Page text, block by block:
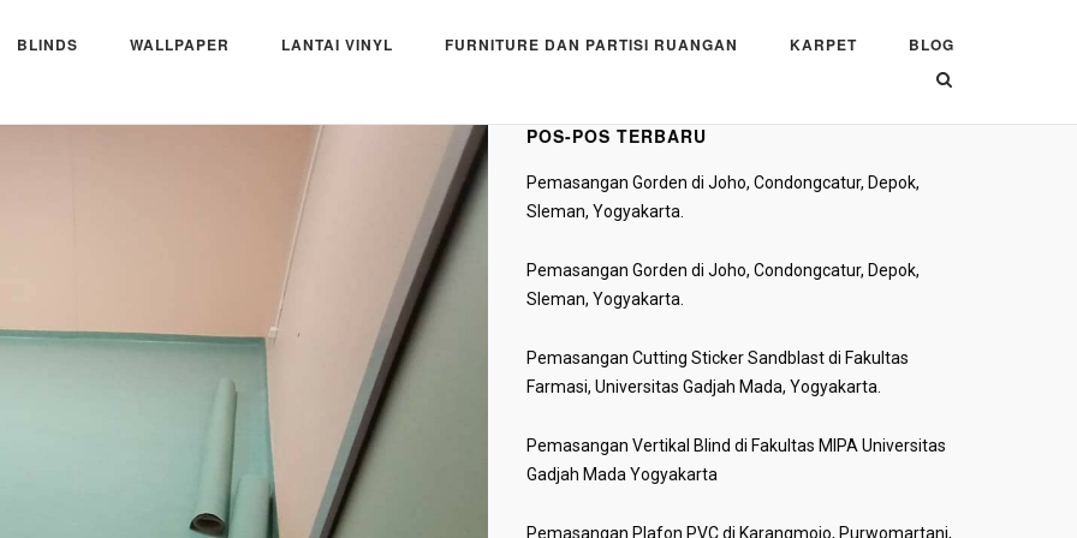
BLINDS WALLPAPER LANTAI VINYL FURNITURE DAN PARTISI RUANGAN KARPET BLOG
Sragen, Jawa Tengah
POS-POS TERBARU
Pemasangan Gorden di Joho, Condongcatur, Depok,
Sleman, Yogyakarta.
Pemasangan Gorden di Joho, Condongcatur, Depok,
Sleman, Yogyakarta.
Pemasangan Cutting Sticker Sandblast di Fakultas
Farmasi, Universitas Gadjah Mada, Yogyakarta.
Pemasangan Vertikal Blind di Fakultas MIPA Universitas
Gadjah Mada Yogyakarta
Pemasangan Plafon PVC di Karangmojo, Purwomartani,